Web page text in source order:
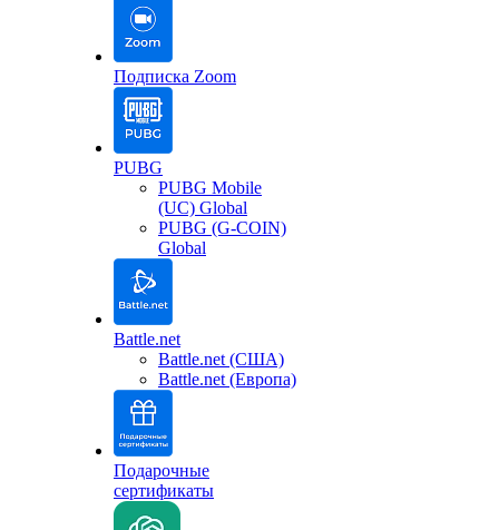
Подписка Zoom
PUBG
PUBG Mobile
(UC) Global
PUBG (G-COIN)
Global
Battle.net
Battle.net (США)
Battle.net (Европа)
Подарочные
сертификаты